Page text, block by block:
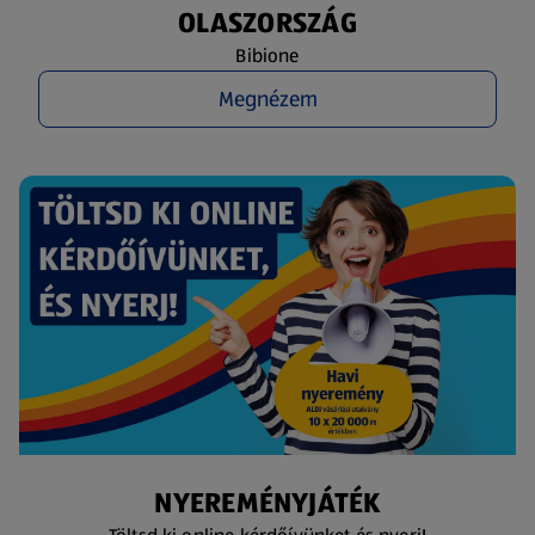
OLASZORSZÁG
Bibione
Megnézem
NYEREMÉNYJÁTÉK